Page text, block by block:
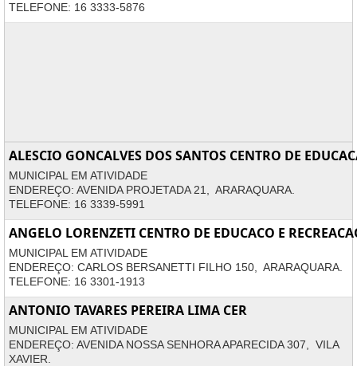
TELEFONE: 16 3333-5876
ALESCIO GONCALVES DOS SANTOS CENTRO DE
MUNICIPAL EM ATIVIDADE
ENDEREÇO: AVENIDA PROJETADA 21, ARARAQUARA.
TELEFONE: 16 3339-5991
ANGELO LORENZETI CENTRO DE EDUCACO E
MUNICIPAL EM ATIVIDADE
ENDEREÇO: CARLOS BERSANETTI FILHO 150, ARARAQUARA.
TELEFONE: 16 3301-1913
ANTONIO TAVARES PEREIRA LIMA CER
MUNICIPAL EM ATIVIDADE
ENDEREÇO: AVENIDA NOSSA SENHORA APARECIDA 307, VILA
XAVIER.